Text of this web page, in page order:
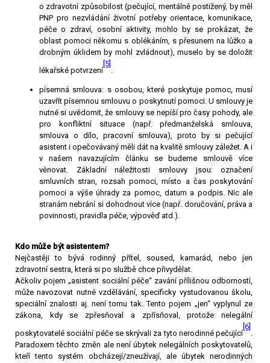
o zdravotní způsobilost (pečující, mentálně postižený, by měl
PNP pro nezvládání životní potřeby orientace, komunikace,
péče o zdraví, osobní aktivity, mohlo by se prokázat, že
oblast pomoci někomu s oblékáním, s přesunem na lůžko a
drobným úklidem by mohl zvládnout), muselo by se doložit
lékařské potvrzení
[5]
.
písemná smlouva: s osobou, které poskytuje pomoc, musí
uzavřít písemnou smlouvu o poskytnutí pomoci. U smlouvy je
nutné si uvědomit, že smlouvy se nepíší pro časy pohody, ale
pro konfliktní situace (např. předmanželská smlouva,
smlouva o dílo, pracovní smlouva), proto by si pečující
asistent i opečovávaný měli dát na kvalitě smlouvy záležet. A i
v našem navazujícím článku se budeme smlouvě více
věnovat. Základní náležitosti smlouvy jsou: označení
smluvních stran, rozsah pomoci, místo a čas poskytování
pomoci a výše úhrady za pomoc, datum a podpis. Nic ale
stranám nebrání si dohodnout více (např. doručování, práva a
povinnosti, pravidla péče, výpověď atd.).
Kdo může být asistentem?
Nejčastěji to bývá rodinný přítel, soused, kamarád, nebo jen
zdravotní sestra, která si po službě chce přivydělat.
Ačkoliv pojem „asistent sociální péče“ zavání přílišnou odborností,
může navozovat nutné vzdělávání, specificky vystudovanou školu,
speciální znalosti aj. není tomu tak. Tento pojem „jen“ vyplynul ze
zákona, kdy se zpřesňoval a zpřísňoval, protože nelegální
poskytovatelé sociální péče se skrývali za tyto nerodinné pečující
[6]
Paradoxem těchto změn ale není úbytek nelegálních poskytovatelů,
kteří tento systém obcházejí/zneužívají, ale úbytek nerodinných